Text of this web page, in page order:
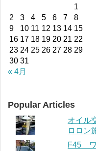
1
2
3 4 5 6 7
8
9
10 11 12 13 14 15
16 17 18 19 20 21 22
23 24 25 26 27 28 29
30 31
« 4月
Popular Articles
オイル
ロロン
F45 ワ